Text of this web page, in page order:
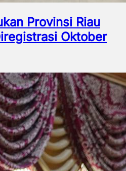
Provinsi Riau
Oktober